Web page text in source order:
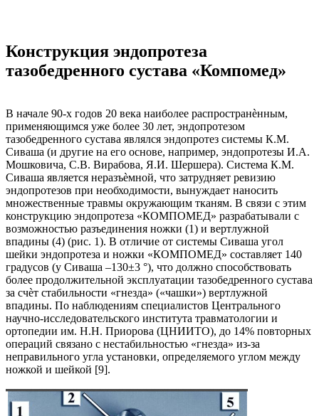
Конструкция эндопротеза
тазобедренного сустава «Компомед»
В начале 90-х годов 20 века наиболее распространѐнным,
применяющимся уже более 30 лет, эндопротезом
тазобедренного сустава являлся эндопротез системы К.М.
Сиваша (и другие на его основе, например, эндопротезы И.А.
Мошковича, С.В. Вирабова, Я.И. Шершера). Система К.М.
Сиваша является неразъѐмной, что затрудняет ревизию
эндопротезов при необходимости, вынуждает наносить
множественные травмы окружающим тканям. В связи с этим
конструкцию эндопротеза «КОМПОМЕД» разрабатывали с
возможностью разъединения ножки (1) и вертлужной
впадины (4) (рис. 1). В отличие от системы Сиваша угол
шейки эндопротеза и ножки «КОМПОМЕД» составляет 140
градусов (у Сиваша –130±3 °), что должно способствовать
более продолжительной эксплуатации тазобедренного сустава
за счѐт стабильности «гнезда» («чашки») вертлужной
впадины. По наблюдениям специалистов Центрального
научно-исследовательского института травматологии и
ортопедии им. Н.Н. Приорова (ЦНИИТО), до 14% повторных
операций связано с нестабильностью «гнезда» из-за
неправильного угла установки, определяемого углом между
ножкой и шейкой [9].